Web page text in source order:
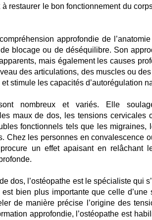
restaurer le bon fonctionnement du
approfondie de
blocage ou de déséquilibre. Son
mais également les causes
des articulations, des muscles ou
stimule les capacités d’autorégulation
nombreux et variés. Elle
maux de dos, les tensions cervicales
fonctionnels tels que les migraines,
Chez les personnes en convalescence
procure un effet apaisant en relâchant
dos, l’ostéopathe est le spécialiste qui
bien plus importante que celle
de manière précise l’origine des
approfondie, l’ostéopathe est